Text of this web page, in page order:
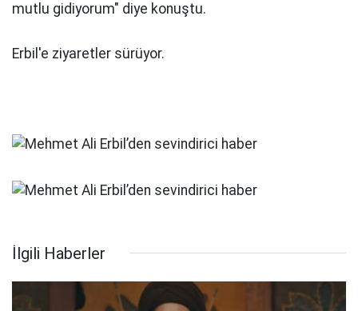
mutlu gidiyorum" diye konuştu.
Erbil'e ziyaretler sürüyor.
İlgili Haberler